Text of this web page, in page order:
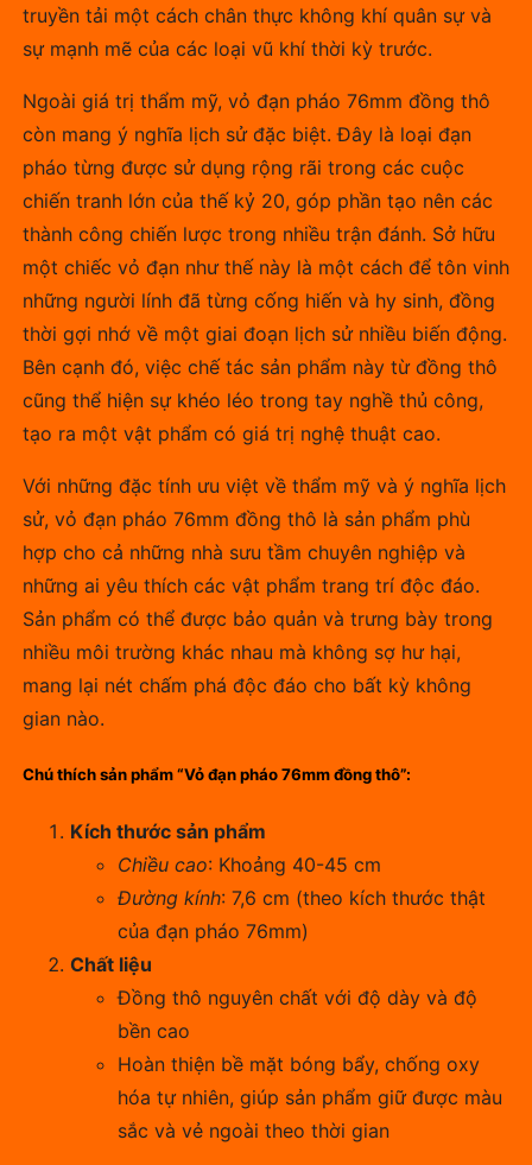
truyền tải một cách chân thực không khí quân sự và
sự mạnh mẽ của các loại vũ khí thời kỳ trước.
Ngoài giá trị thẩm mỹ, vỏ đạn pháo 76mm đồng thô
còn mang ý nghĩa lịch sử đặc biệt. Đây là loại đạn
pháo từng được sử dụng rộng rãi trong các cuộc
chiến tranh lớn của thế kỷ 20, góp phần tạo nên các
thành công chiến lược trong nhiều trận đánh. Sở hữu
một chiếc vỏ đạn như thế này là một cách để tôn vinh
những người lính đã từng cống hiến và hy sinh, đồng
thời gợi nhớ về một giai đoạn lịch sử nhiều biến động.
Bên cạnh đó, việc chế tác sản phẩm này từ đồng thô
cũng thể hiện sự khéo léo trong tay nghề thủ công,
tạo ra một vật phẩm có giá trị nghệ thuật cao.
Với những đặc tính ưu việt về thẩm mỹ và ý nghĩa lịch
sử, vỏ đạn pháo 76mm đồng thô là sản phẩm phù
hợp cho cả những nhà sưu tầm chuyên nghiệp và
những ai yêu thích các vật phẩm trang trí độc đáo.
Sản phẩm có thể được bảo quản và trưng bày trong
nhiều môi trường khác nhau mà không sợ hư hại,
mang lại nét chấm phá độc đáo cho bất kỳ không
gian nào.
Chú thích sản phẩm “Vỏ đạn pháo 76mm đồng thô”:
Kích thước sản phẩm
Chiều cao: Khoảng 40-45 cm
Đường kính: 7,6 cm (theo kích thước thật
của đạn pháo 76mm)
Chất liệu
Đồng thô nguyên chất với độ dày và độ
bền cao
Hoàn thiện bề mặt bóng bẩy, chống oxy
hóa tự nhiên, giúp sản phẩm giữ được màu
sắc và vẻ ngoài theo thời gian